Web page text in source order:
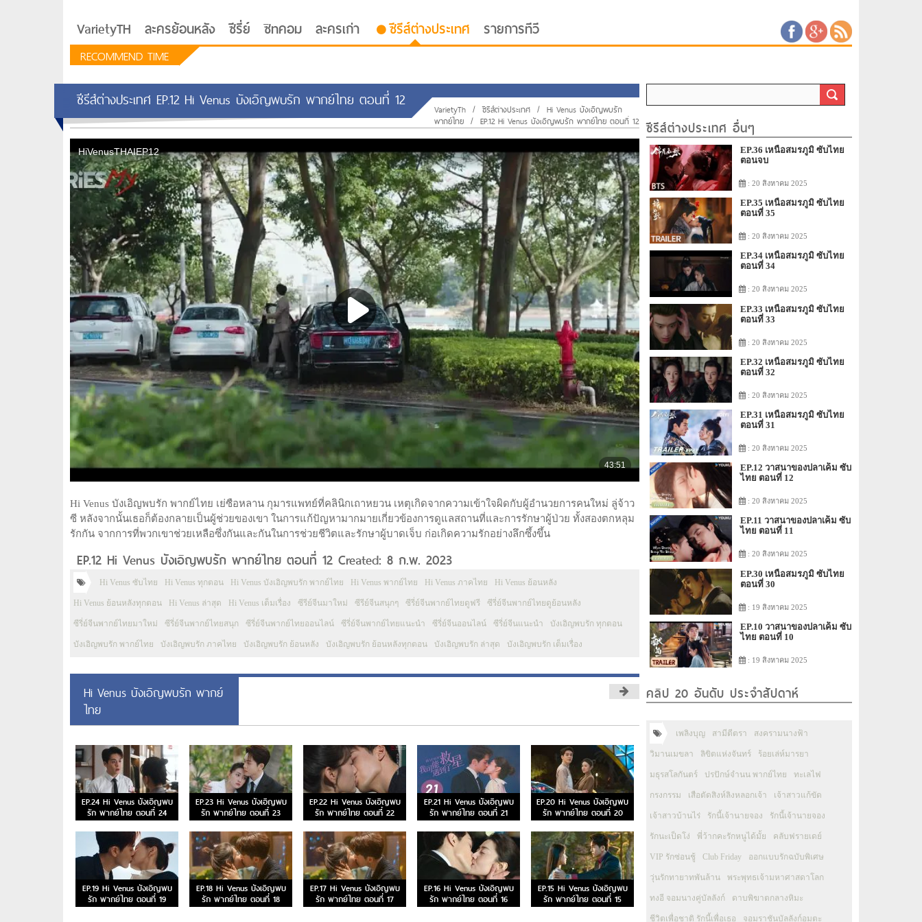
VarietyTH ละครย้อนหลัง ซีรี่ย์ ซิทคอม ละครเก่า ซีรีส์ต่างประเทศ รายการทีวี
RECOMMEND TIME
รักอยู่ประตูถัดไป
ซีรีย์เกาหลี Love Next Door ซับไทย
ซีรีส์ต่างประเทศ EP.12 Hi Venus บังเอิญพบรัก พากย์ไทย ตอนที่ 12 VarietyTh / ซีรีส์ต่างประเทศ / Hi Venus บังเอิญพบรัก
พากย์ไทย / EP.12 Hi Venus บังเอิญพบรัก พากย์ไทย ตอนที่ 12
Hi Venus บังเอิญพบรัก พากย์ไทย เย่ซือหลาน กุมารแพทย์ที่คลินิกเถาหยวน เหตุเกิดจากความเข้าใจผิดกับผู้อำนวยการคนใหม่ ลู่จ้าว
ซี หลังจากนั้นเธอก็ต้องกลายเป็นผู้ช่วยของเขา ในการแก้ปัญหามากมายเกี่ยวข้องการดูแลสถานที่และการรักษาผู้ป่วย ทั้งสองตกหลุม
รักกัน จากการที่พวกเขาช่วยเหลือซึ่งกันและกันในการช่วยชีวิตและรักษาผู้บาดเจ็บ ก่อเกิดความรักอย่างลึกซึ้งขึ้น
EP.12 Hi Venus บังเอิญพบรัก พากย์ไทย ตอนที่ 12 Created: 8 ก.พ. 2023
Hi Venus ซับไทย Hi Venus ทุกตอน Hi Venus บังเอิญพบรัก พากย์ไทย Hi Venus พากย์ไทย Hi Venus ภาคไทย Hi Venus ย้อนหลัง
Hi Venus ย้อนหลังทุกตอน Hi Venus ล่าสุด Hi Venus เต็มเรื่อง ซีรีย์จีนมาใหม่ ซีรีย์จีนสนุกๆ ซีรี่ย์จีนพากย์ไทยดูฟรี ซีรี่ย์จีนพากย์ไทยดูย้อนหลัง
ซีรี่ย์จีนพากย์ไทยมาใหม่ ซีรี่ย์จีนพากย์ไทยสนุก ซีรี่ย์จีนพากย์ไทยออนไลน์ ซีรี่ย์จีนพากย์ไทยแนะนำ ซีรี่ย์จีนออนไลน์ ซีรี่ย์จีนแนะนำ บังเอิญพบรัก ทุกตอน
บังเอิญพบรัก พากย์ไทย บังเอิญพบรัก ภาคไทย บังเอิญพบรัก ย้อนหลัง บังเอิญพบรัก ย้อนหลังทุกตอน บังเอิญพบรัก ล่าสุด บังเอิญพบรัก เต็มเรื่อง
Hi Venus บังเอิญพบรัก พากย์
ไทย
EP.24 Hi Venus บังเอิญพบ
รัก พากย์ไทย ตอนที่ 24
EP.23 Hi Venus บังเอิญพบ
รัก พากย์ไทย ตอนที่ 23
EP.22 Hi Venus บังเอิญพบ
รัก พากย์ไทย ตอนที่ 22
EP.21 Hi Venus บังเอิญพบ
รัก พากย์ไทย ตอนที่ 21
EP.20 Hi Venus บังเอิญพบ
รัก พากย์ไทย ตอนที่ 20
EP.19 Hi Venus บังเอิญพบ
รัก พากย์ไทย ตอนที่ 19
EP.18 Hi Venus บังเอิญพบ
รัก พากย์ไทย ตอนที่ 18
EP.17 Hi Venus บังเอิญพบ
รัก พากย์ไทย ตอนที่ 17
EP.16 Hi Venus บังเอิญพบ
รัก พากย์ไทย ตอนที่ 16
EP.15 Hi Venus บังเอิญพบ
รัก พากย์ไทย ตอนที่ 15
ซีรีส์ต่างประเทศ อื่นๆ
EP.36 เหนือสมรภูมิ ซับไทย
ตอนจบ
: 20 สิงหาคม 2025
EP.35 เหนือสมรภูมิ ซับไทย
ตอนที่ 35
: 20 สิงหาคม 2025
EP.34 เหนือสมรภูมิ ซับไทย
ตอนที่ 34
: 20 สิงหาคม 2025
EP.33 เหนือสมรภูมิ ซับไทย
ตอนที่ 33
: 20 สิงหาคม 2025
EP.32 เหนือสมรภูมิ ซับไทย
ตอนที่ 32
: 20 สิงหาคม 2025
EP.31 เหนือสมรภูมิ ซับไทย
ตอนที่ 31
: 20 สิงหาคม 2025
EP.12 วาสนาของปลาเค็ม ซับ
ไทย ตอนที่ 12
: 20 สิงหาคม 2025
EP.11 วาสนาของปลาเค็ม ซับ
ไทย ตอนที่ 11
: 20 สิงหาคม 2025
EP.30 เหนือสมรภูมิ ซับไทย
ตอนที่ 30
: 19 สิงหาคม 2025
EP.10 วาสนาของปลาเค็ม ซับ
ไทย ตอนที่ 10
: 19 สิงหาคม 2025
คลิป 20 อันดับ ประจำสัปดาห์
เพลิงบุญ สามีตีตรา สงครามนางฟ้า
วิมานเมขลา ลิขิตแห่งจันทร์ ร้อยเล่ห์มารยา
มธุรสโลกันตร์ ปรปักษ์จำนน พากย์ไทย ทะเลไฟ
กรงกรรม เสือตัดสิงห์ลิงหลอกเจ้า เจ้าสาวแก้ขัด
เจ้าสาวบ้านไร่ รักนี้เจ้านายจอง รักนี้เจ้านายจอง
รักนะเป็ดโง่ พี่ว้ากคะรักหนูได้มั้ย คลับฟรายเดย์
VIP รักซ่อนชู้ Club Friday ออกแบบรักฉบับพิเศษ
วุ่นรักทายาทพันล้าน พระพุทธเจ้ามหาศาสดาโลก
ทงอี จอมนางคู่บัลลังก์ ดาบพิฆาตกลางหิมะ
ชีวิตเพื่อชาติ รักนี้เพื่อเธอ จอมราชันบัลลังก์อมตะ